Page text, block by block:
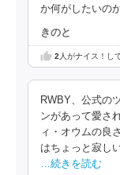
か何がしたいの
きのと
2 人がナイス！し
RWBY、公式の
ンがあって愛さ
ィ・オウムの良
はちょっと寂し
…続きを読む